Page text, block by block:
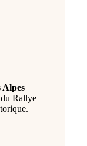
Alpes
Rallye